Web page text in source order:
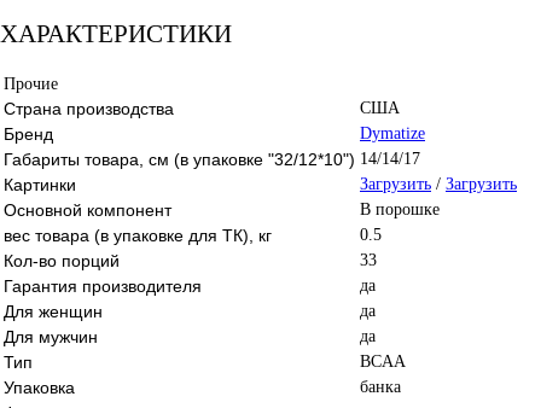
ХАРАКТЕРИСТИКИ
Прочие
Страна производства США
Бренд Dymatize
Габариты товара, см (в упаковке "32/12*10") 14/14/17
Картинки Загрузить / Загрузить
Основной компонент В порошке
вес товара (в упаковке для ТК), кг 0.5
Кол-во порций 33
Гарантия производителя да
Для женщин да
Для мужчин да
Тип BCAA
Упаковка банка